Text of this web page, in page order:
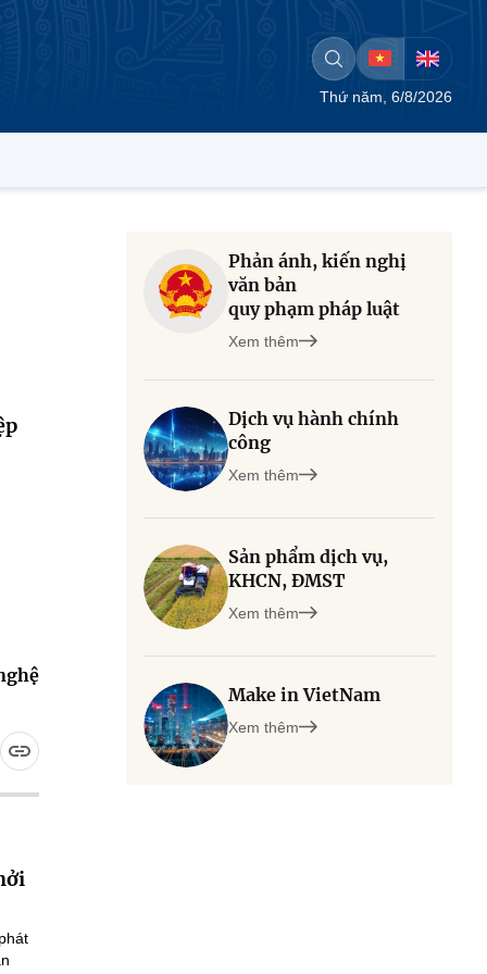
Thứ năm, 6/8/2026
Phản ánh, kiến nghị
văn bản
quy phạm pháp luật
Xem thêm
Dịch vụ hành chính
công
Xem thêm
Sản phẩm dịch vụ,
KHCN, ĐMST
Xem thêm
Make in VietNam
Xem thêm